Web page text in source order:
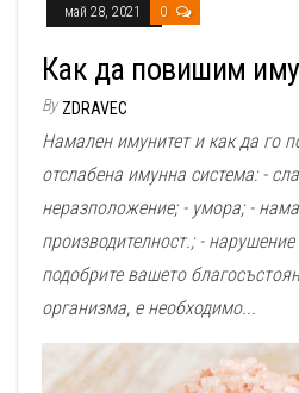
май 28, 2021 0
Как да повишим
By ZDRAVEC
Намален имунитет и как да го
отслабена имунна система: -
неразположение; - умора; -
производителност.; -
подобрите вашето
организма, е необходимо...